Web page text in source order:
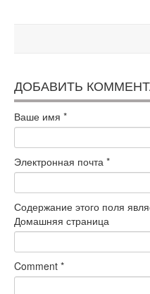
ДОБАВИТЬ
Ваше имя *
Электронная почта *
Содержание этого поля
Домашняя страница
Comment *